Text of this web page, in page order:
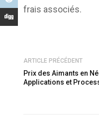
frais associés.
ARTICLE PRÉCÉDENT
Prix des Aimants en
Applications et